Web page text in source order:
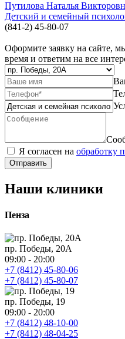
Путилова Наталья
Детский и семейный
(841-2) 45-80-07
Оформите заявку на сайте,
время и ответим на все
Я согласен на обработку
Отправить
Наши клиники
Пенза
пр. Победы, 20А
09:00 - 20:00
+7 (8412) 45-80-06
+7 (8412) 45-80-07
пр. Победы, 19
09:00 - 20:00
+7 (8412) 48-10-00
+7 (8412) 48-04-25